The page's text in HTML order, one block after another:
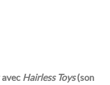
avec Hairless Toys(son